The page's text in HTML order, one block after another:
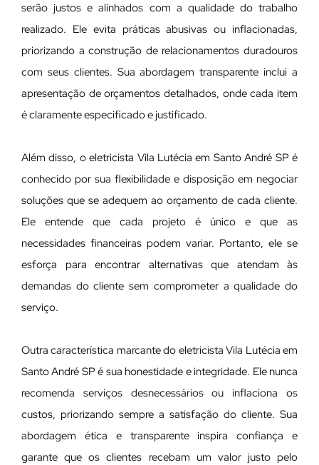
serão justos e alinhados com a qualidade do trabalho
realizado. Ele evita práticas abusivas ou inflacionadas,
priorizando a construção de relacionamentos duradouros
com seus clientes. Sua abordagem transparente inclui a
apresentação de orçamentos detalhados, onde cada item
é claramente especificado e justificado.
Além disso, o eletricista Vila Lutécia em Santo André SP é
conhecido por sua flexibilidade e disposição em negociar
soluções que se adequem ao orçamento de cada cliente.
Ele entende que cada projeto é único e que as
necessidades financeiras podem variar. Portanto, ele se
esforça para encontrar alternativas que atendam às
demandas do cliente sem comprometer a qualidade do
serviço.
Outra característica marcante do eletricista Vila Lutécia em
Santo André SP é sua honestidade e integridade. Ele nunca
recomenda serviços desnecessários ou inflaciona os
custos, priorizando sempre a satisfação do cliente. Sua
abordagem ética e transparente inspira confiança e
garante que os clientes recebam um valor justo pelo